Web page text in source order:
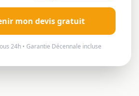
mon devis gratuit
24h • Garantie Décennale incluse